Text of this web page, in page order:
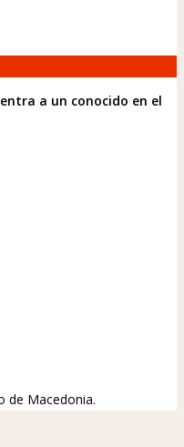
a un conocido en el
de Macedonia.